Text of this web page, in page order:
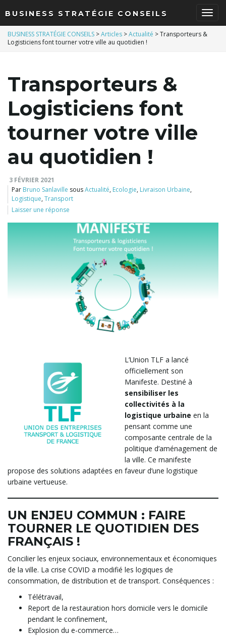
a
a
BUSINESS STRATÉGIE CONSEILS
BUSINESS STRATÉGIE CONSEILS >Articles >Actualité >Transporteurs &
Logisticiens font tourner votre ville au quotidien !
Transporteurs &
Logisticiens font
tourner votre ville
au quotidien !
3 FÉVRIER 2021
Par Bruno Sanlaville sousActualité, Ecologie, Livraison Urbaine,
Logistique,Transport
Laisser une réponse
L’Union TLF a lancé
officiellement son
Manifeste. Destiné à
sensibiliser les
collectivités à la
logistique urbaine en la
pensant comme une
composante centrale de la
politique d’aménagement de
la ville. Ce manifeste
propose des solutions adaptées en faveur d’une logistique
urbaine vertueuse.
UN ENJEU COMMUN : FAIRE
TOURNER LE QUOTIDIEN DES
FRANÇAIS !
Concilier les enjeux sociaux, environnementaux et économiques
de la ville. La crise COVID a modifié les logiques de
consommation, de distribution et de transport. Conséquences :
Télétravail,
Report de la restauration hors domicile vers le domicile
pendant le confinement,
Explosion du e-commerce…